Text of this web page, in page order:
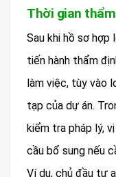
Thời gian
Sau khi hồ sơ hợp
tiến hành thẩm
làm việc, tùy vào
tạp của dự án.
kiểm tra pháp lý,
cầu bổ sung nếu
Ví dụ, chủ đầu tư